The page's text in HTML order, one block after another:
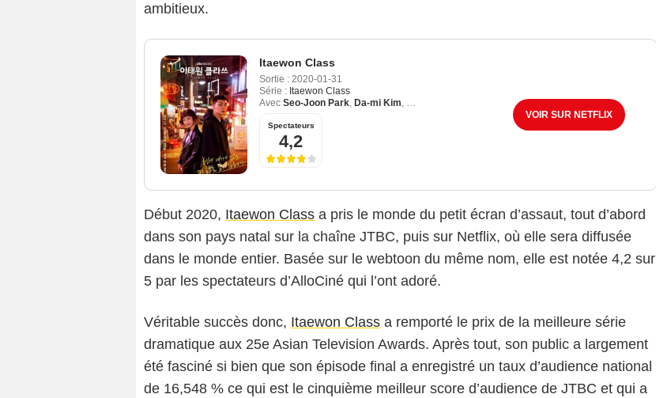
ambitieux.
Itaewon Class
Sortie : 2020-01-31
Série : Itaewon Class
Avec Seo-Joon Park, Da-mi Kim, Jae-Myung Yoo
Spectateurs
4,2
VOIR SUR NETFLIX
Début 2020, Itaewon Class a pris le monde du petit écran d’assaut, tout d’abord
dans son pays natal sur la chaîne JTBC, puis sur Netflix, où elle sera diffusée
dans le monde entier. Basée sur le webtoon du même nom, elle est notée 4,2 sur
5 par les spectateurs d’AlloCiné qui l’ont adoré.
Véritable succès donc, Itaewon Class a remporté le prix de la meilleure série
dramatique aux 25e Asian Television Awards. Après tout, son public a largement
été fasciné si bien que son épisode final a enregistré un taux d’audience national
de 16,548 % ce qui est le cinquième meilleur score d’audience de JTBC et qui a